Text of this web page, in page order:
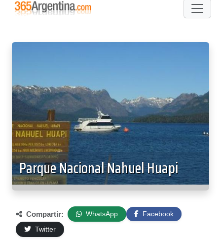
Parque Nacional Nahuel Huapi
Compartir: WhatsApp
Facebook
Twitter